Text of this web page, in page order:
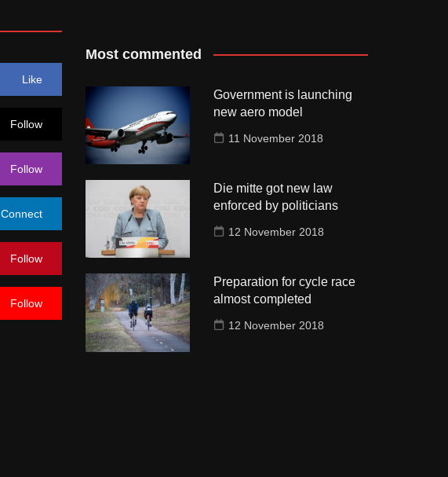
Like
Follow
Follow
Connect
Follow
Follow
Most commented
Government is launching
new aero model
11 November 2018
Die mitte got new law
enforced by politicians
12 November 2018
Preparation for cycle race
almost completed
12 November 2018